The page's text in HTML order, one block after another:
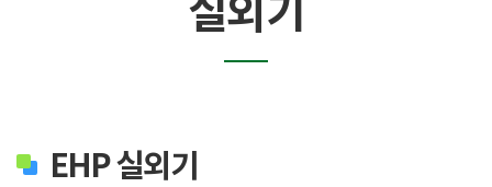
실외기
EHP 실외기